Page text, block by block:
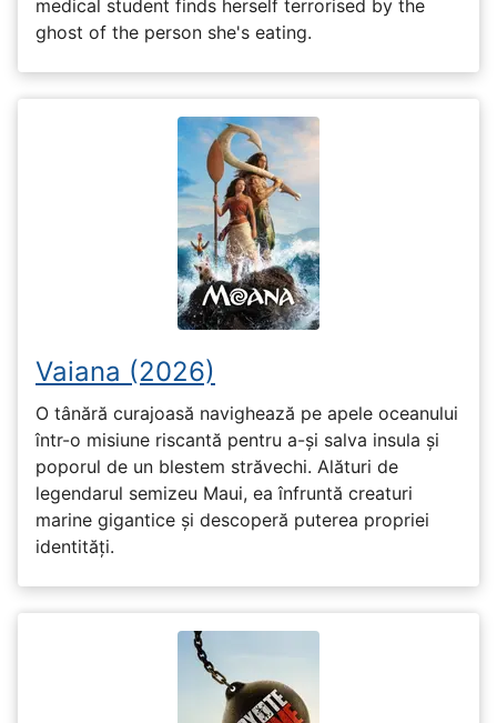
medical student finds herself terrorised by the
ghost of the person she's eating.
Vaiana (2026)
O tânără curajoasă navighează pe apele oceanului
într-o misiune riscantă pentru a-și salva insula și
poporul de un blestem străvechi. Alături de
legendarul semizeu Maui, ea înfruntă creaturi
marine gigantice și descoperă puterea propriei
identități.